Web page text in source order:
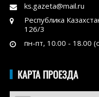
ks.gazeta@mail.ru
Республика
126/3
пн-пт, 10.00 - 18.00
КАРТА ПРОЕЗДА